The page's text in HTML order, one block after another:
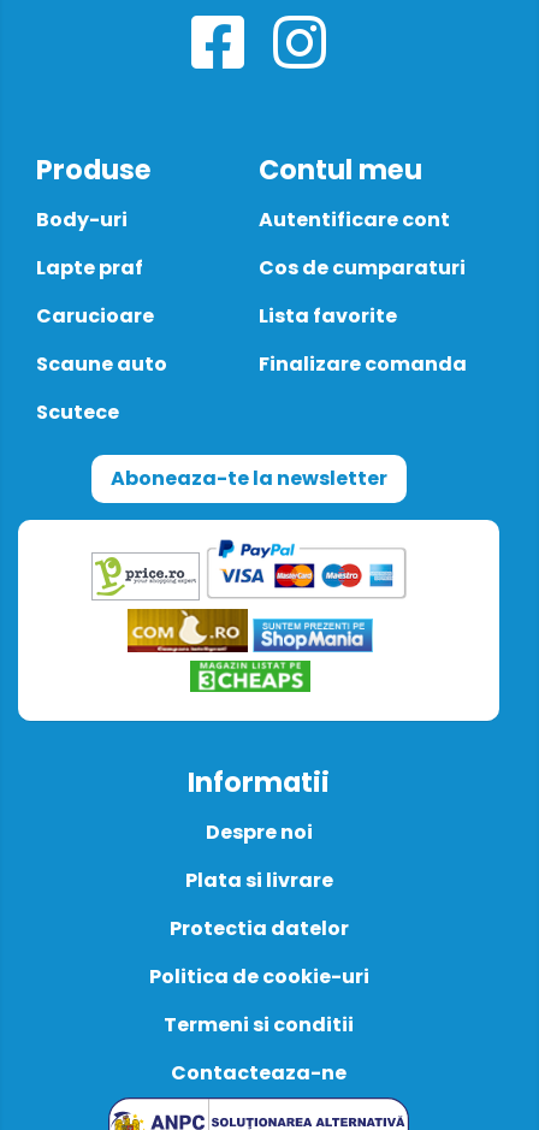
Produse
Body-uri
Lapte praf
Carucioare
Scaune auto
Scutece
Contul meu
Autentificare cont
Cos de cumparaturi
Lista favorite
Finalizare comanda
Aboneaza-te la newsletter
Informatii
Despre noi
Plata si livrare
Protectia datelor
Politica de cookie-uri
Termeni si conditii
Contacteaza-ne